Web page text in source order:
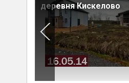
деревня Кискелово